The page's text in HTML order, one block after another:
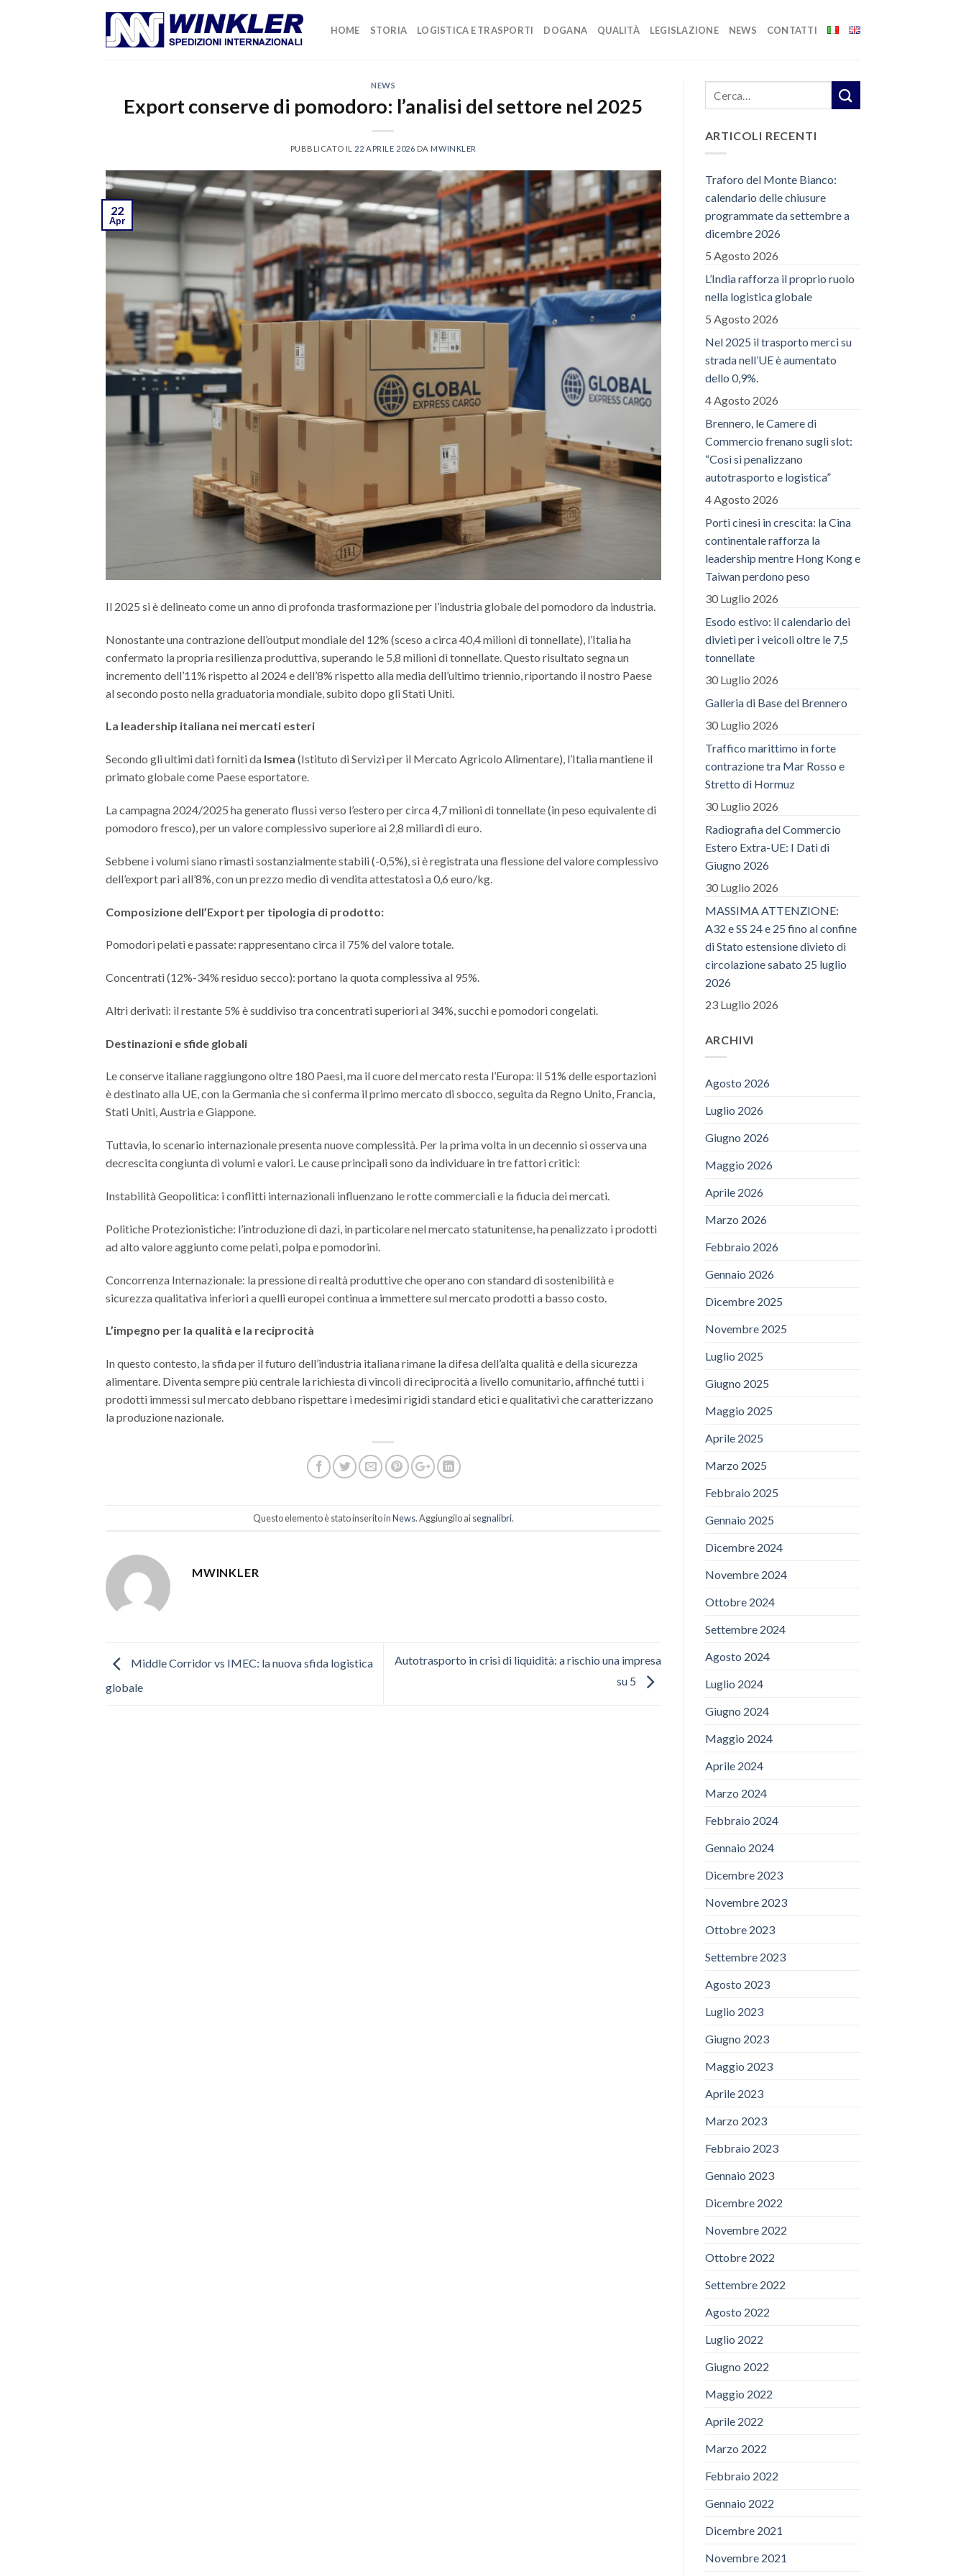
HOME STORIA LOGISTICA E TRASPORTI DOGANA QUALITÀ LEGISLAZIONE NEWS CONTATTI
NEWS
Export conserve di pomodoro: l’analisi del settore nel 2025
PUBBLICATO IL 22 APRILE 2026 DA MWINKLER
22
Apr
Il 2025 si è delineato come un anno di profonda trasformazione per l’industria globale del pomodoro da industria.
Nonostante una contrazione dell’output mondiale del 12% (sceso a circa 40,4 milioni di tonnellate), l’Italia ha
confermato la propria resilienza produttiva, superando le 5,8 milioni di tonnellate. Questo risultato segna un
incremento dell’11% rispetto al 2024 e dell’8% rispetto alla media dell’ultimo triennio, riportando il nostro Paese
al secondo posto nella graduatoria mondiale, subito dopo gli Stati Uniti.
La leadership italiana nei mercati esteri
Secondo gli ultimi dati forniti da Ismea (Istituto di Servizi per il Mercato Agricolo Alimentare), l’Italia mantiene il
primato globale come Paese esportatore.
La campagna 2024/2025 ha generato flussi verso l’estero per circa 4,7 milioni di tonnellate (in peso equivalente di
pomodoro fresco), per un valore complessivo superiore ai 2,8 miliardi di euro.
Sebbene i volumi siano rimasti sostanzialmente stabili (-0,5%), si è registrata una flessione del valore complessivo
dell’export pari all’8%, con un prezzo medio di vendita attestatosi a 0,6 euro/kg.
Composizione dell’Export per tipologia di prodotto:
Pomodori pelati e passate: rappresentano circa il 75% del valore totale.
Concentrati (12%-34% residuo secco): portano la quota complessiva al 95%.
Altri derivati: il restante 5% è suddiviso tra concentrati superiori al 34%, succhi e pomodori congelati.
Destinazioni e sfide globali
Le conserve italiane raggiungono oltre 180 Paesi, ma il cuore del mercato resta l’Europa: il 51% delle esportazioni
è destinato alla UE, con la Germania che si conferma il primo mercato di sbocco, seguita da Regno Unito, Francia,
Stati Uniti, Austria e Giappone.
Tuttavia, lo scenario internazionale presenta nuove complessità. Per la prima volta in un decennio si osserva una
decrescita congiunta di volumi e valori. Le cause principali sono da individuare in tre fattori critici:
Instabilità Geopolitica: i conflitti internazionali influenzano le rotte commerciali e la fiducia dei mercati.
Politiche Protezionistiche: l’introduzione di dazi, in particolare nel mercato statunitense, ha penalizzato i prodotti
ad alto valore aggiunto come pelati, polpa e pomodorini.
Concorrenza Internazionale: la pressione di realtà produttive che operano con standard di sostenibilità e
sicurezza qualitativa inferiori a quelli europei continua a immettere sul mercato prodotti a basso costo.
L’impegno per la qualità e la reciprocità
In questo contesto, la sfida per il futuro dell’industria italiana rimane la difesa dell’alta qualità e della sicurezza
alimentare. Diventa sempre più centrale la richiesta di vincoli di reciprocità a livello comunitario, affinché tutti i
prodotti immessi sul mercato debbano rispettare i medesimi rigidi standard etici e qualitativi che caratterizzano
la produzione nazionale.
Questo elemento è stato inserito inNews. Aggiungilo aisegnalibri.
MWINKLER
Middle Corridor vs IMEC: la nuova sfida logistica
globale
Autotrasporto in crisi di liquidità: a rischio una impresa
su 5
ARTICOLI RECENTI
Traforo del Monte Bianco:
calendario delle chiusure
programmate da settembre a
dicembre 2026
5 Agosto 2026
L’India rafforza il proprio ruolo
nella logistica globale
5 Agosto 2026
Nel 2025 il trasporto merci su
strada nell’UE è aumentato
dello 0,9%.
4 Agosto 2026
Brennero, le Camere di
Commercio frenano sugli slot:
“Così si penalizzano
autotrasporto e logistica”
4 Agosto 2026
Porti cinesi in crescita: la Cina
continentale rafforza la
leadership mentre Hong Kong e
Taiwan perdono peso
30 Luglio 2026
Esodo estivo: il calendario dei
divieti per i veicoli oltre le 7,5
tonnellate
30 Luglio 2026
Galleria di Base del Brennero
30 Luglio 2026
Traffico marittimo in forte
contrazione tra Mar Rosso e
Stretto di Hormuz
30 Luglio 2026
Radiografia del Commercio
Estero Extra-UE: I Dati di
Giugno 2026
30 Luglio 2026
MASSIMA ATTENZIONE:
A32 e SS 24 e 25 fino al confine
di Stato estensione divieto di
circolazione sabato 25 luglio
2026
23 Luglio 2026
ARCHIVI
Agosto 2026
Luglio 2026
Giugno 2026
Maggio 2026
Aprile 2026
Marzo 2026
Febbraio 2026
Gennaio 2026
Dicembre 2025
Novembre 2025
Luglio 2025
Giugno 2025
Maggio 2025
Aprile 2025
Marzo 2025
Febbraio 2025
Gennaio 2025
Dicembre 2024
Novembre 2024
Ottobre 2024
Settembre 2024
Agosto 2024
Luglio 2024
Giugno 2024
Maggio 2024
Aprile 2024
Marzo 2024
Febbraio 2024
Gennaio 2024
Dicembre 2023
Novembre 2023
Ottobre 2023
Settembre 2023
Agosto 2023
Luglio 2023
Giugno 2023
Maggio 2023
Aprile 2023
Marzo 2023
Febbraio 2023
Gennaio 2023
Dicembre 2022
Novembre 2022
Ottobre 2022
Settembre 2022
Agosto 2022
Luglio 2022
Giugno 2022
Maggio 2022
Aprile 2022
Marzo 2022
Febbraio 2022
Gennaio 2022
Dicembre 2021
Novembre 2021